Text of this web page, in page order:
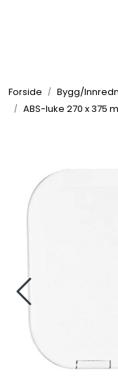
Forside Bygg/
ABS-luke 270 x 375
Elektrisk
Komfort
Fritid/Sikkerhet